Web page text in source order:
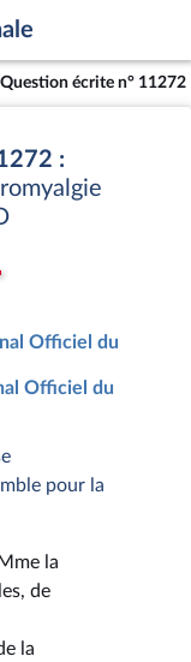
Question écrite n° 11272
:
Officiel du
Officiel du
pour la
la
de
la